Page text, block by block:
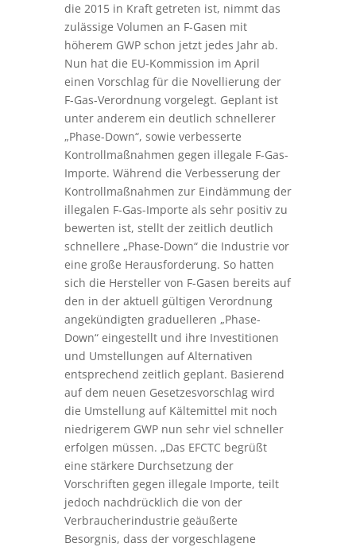
die 2015 in Kraft getreten ist, nimmt das
zulässige Volumen an F-Gasen mit
höherem GWP schon jetzt jedes Jahr ab.
Nun hat die EU-Kommission im April
einen Vorschlag für die Novellierung der
F-Gas-Verordnung vorgelegt. Geplant ist
unter anderem ein deutlich schnellerer
„Phase-Down“, sowie verbesserte
Kontrollmaßnahmen gegen illegale F-Gas-
Importe. Während die Verbesserung der
Kontrollmaßnahmen zur Eindämmung der
illegalen F-Gas-Importe als sehr positiv zu
bewerten ist, stellt der zeitlich deutlich
schnellere „Phase-Down“ die Industrie vor
eine große Herausforderung. So hatten
sich die Hersteller von F-Gasen bereits auf
den in der aktuell gültigen Verordnung
angekündigten graduelleren „Phase-
Down“ eingestellt und ihre Investitionen
und Umstellungen auf Alternativen
entsprechend zeitlich geplant. Basierend
auf dem neuen Gesetzesvorschlag wird
die Umstellung auf Kältemittel mit noch
niedrigerem GWP nun sehr viel schneller
erfolgen müssen. „Das EFCTC begrüßt
eine stärkere Durchsetzung der
Vorschriften gegen illegale Importe, teilt
jedoch nachdrücklich die von der
Verbraucherindustrie geäußerte
Besorgnis, dass der vorgeschlagene